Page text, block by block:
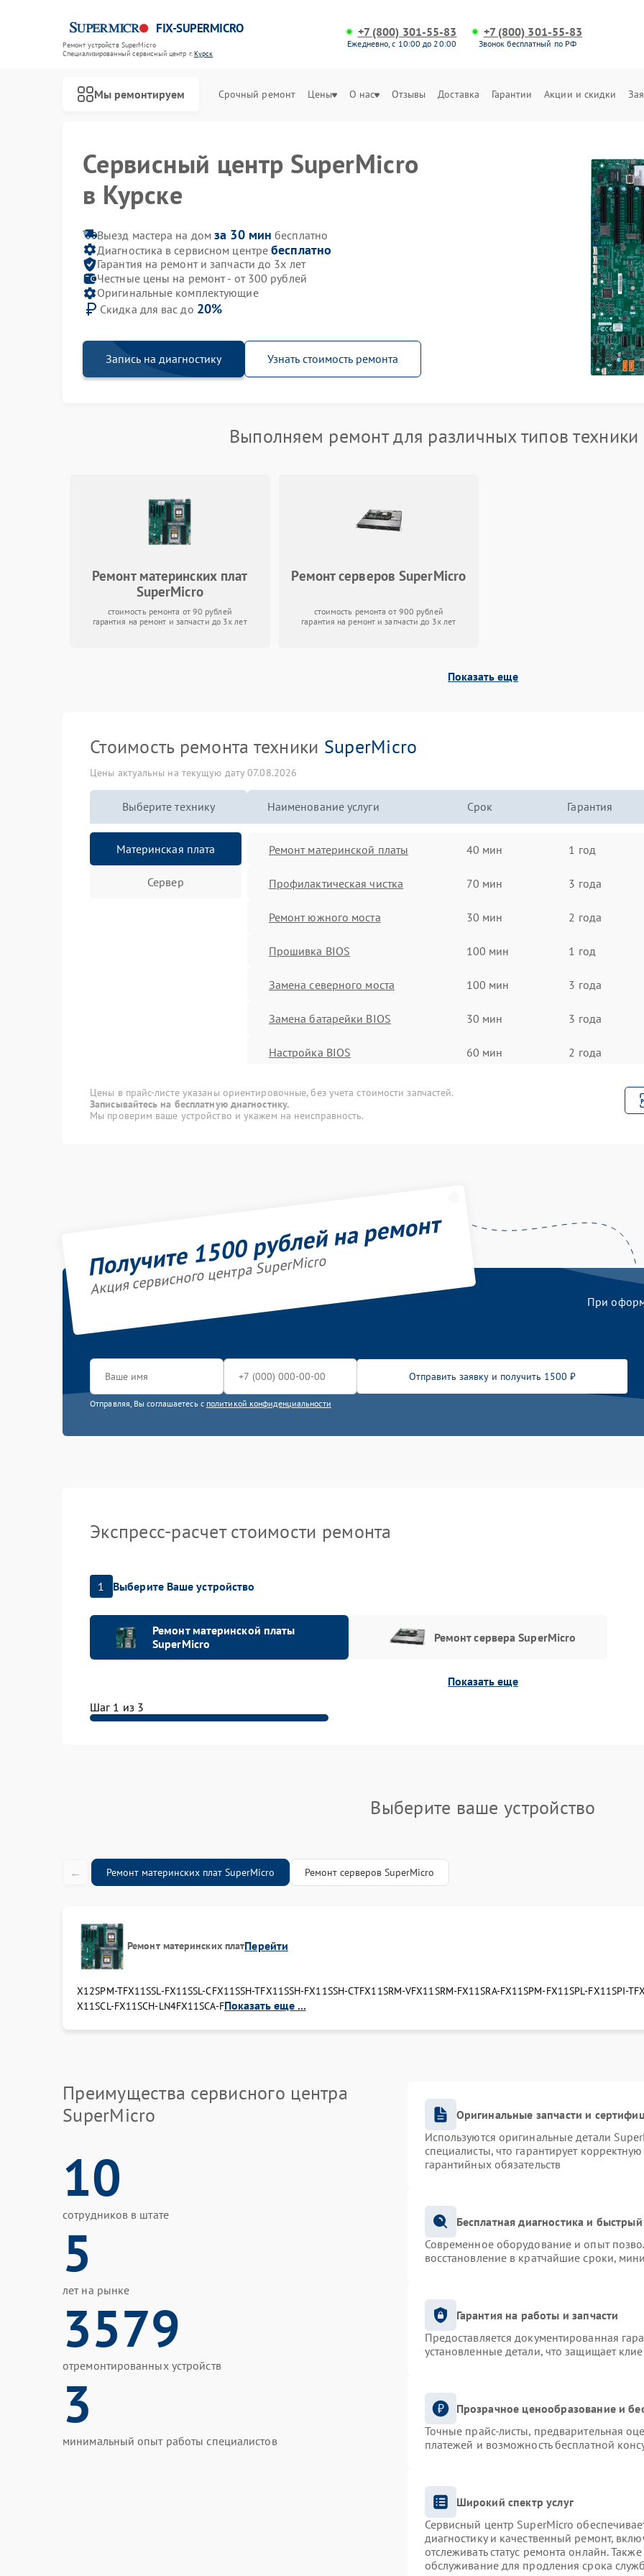
FIX-SUPERMICRO
Ремонт устройств SuperMicro
Специализированный cервисный центр г.Курск
+7 (800) 301-55-83
Ежедневно, с 10:00 до 20:00
+7 (800) 301-55-83
Звонок бесплатный по РФ
Мы ремонтируем Срочный ремонт Цены О нас Отзывы Доставка Гарантии Акции и скидки
Сервисный центр SuperMicro
в Курске
Выезд мастера на домза 30 мин бесплатно
Диагностика в сервисном центребесплатно
Гарантия на ремонт и запчасти до 3х лет
Честные цены на ремонт - от 300 рублей
Оригинальные комплектующие
Скидка для вас до 20%
Запись на диагностику Узнать стоимость ремонта
Выполняем ремонт для различных типов
Ремонт материнских плат
SuperMicro
стоимость ремонта от 90 рублей
гарантия на ремонт и запчасти до 3х лет
Ремонт серверов SuperMicro
стоимость ремонта от 900 рублей
гарантия на ремонт и запчасти до 3х лет
Показать еще
Стоимость ремонта техники SuperMicro
Цены актуальны на текущую дату 07.08.2026
Выберите технику
Материнская плата
Сервер
Наименование услуги Срок Гарантия
Ремонт материнской платы 40 мин 1 год
Профилактическая чистка 70 мин 3 года
Ремонт южного моста 30 мин 2 года
Прошивка BIOS 100 мин 1 год
Замена северного моста 100 мин 3 года
Замена батарейки BIOS 30 мин 3 года
Настройка BIOS 60 мин 2 года
Цены в прайс-листе указаны ориентировочные, без учета стоимости запчастей.
Записывайтесь на бесплатную диагностику.
Мы проверим ваше устройство и укажем на неисправность.
Получите 1500 рублей на ремонт
Акция сервисного центра SuperMicro
При
Отправить заявку и получить 1500 ₽
Отправляя, Вы соглашаетесь с политикой конфиденциальности
Экспресс-расчет стоимости ремонта
1 Выберите Ваше устройство
Ремонт материнской платы
SuperMicro
Ремонт сервера SuperMicro
Показать еще
Шаг 1 из 3
Выберите ваше устройство
← Ремонт материнских плат SuperMicro Ремонт серверов SuperMicro
Ремонт материнских платПерейти
X12SPM-TFX11SSL-FX11SSL-CFX11SSH-TFX11SSH-FX11SSH-CTFX11SRM-VFX11SRM-FX11SRA-FX11SPM-FX11SPL-FX11SPI-TF
X11SCL-FX11SCH-LN4FX11SCA-FПоказать еще ...
Преимущества сервисного центра
SuperMicro
10
сотрудников в штате
5
лет на рынке
3579
отремонтированных устройств
3
минимальный опыт работы специалистов
Оригинальные запчасти и
Используются оригинальные детали
специалисты, что гарантирует
гарантийных обязательств
Бесплатная диагностика и
Современное оборудование и опыт
восстановление в кратчайшие сроки,
Гарантия на работы и запчасти
Предоставляется документированная
установленные детали, что защищает
Прозрачное ценообразование и
Точные прайс-листы, предварительная
платежей и возможность бесплатной
Широкий спектр услуг
Сервисный центр SuperMicro
диагностику и качественный ремонт,
отслеживать статус ремонта онлайн.
обслуживание для продления срока